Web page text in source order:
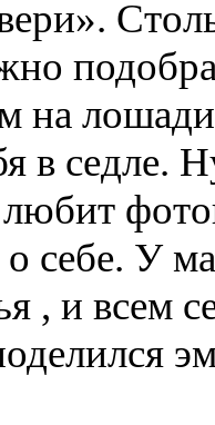
на
в седле.
о себе. У
, и всем